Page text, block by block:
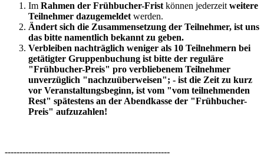
Im Rahmen der Frühbucher-Frist können jederzeit weitere
Teilnehmer dazugemeldet werden.
Ändert sich die Zusammensetzung der Teilnehmer, ist uns
das bitte namentlich bekannt zu geben.
Verbleiben nachträglich weniger als 10 Teilnehmern bei
getätigter Gruppenbuchung ist bitte der reguläre
"Frühbucher-Preis" pro verbliebenem Teilnehmer
unverzüglich "nachzuüberweisen"; - ist die Zeit zu kurz
vor Veranstaltungsbeginn, ist vom "vom teilnehmenden
Rest" spätestens an der Abendkasse der "Frühbucher-
Preis" aufzuzahlen!
--------------------------------------------------------